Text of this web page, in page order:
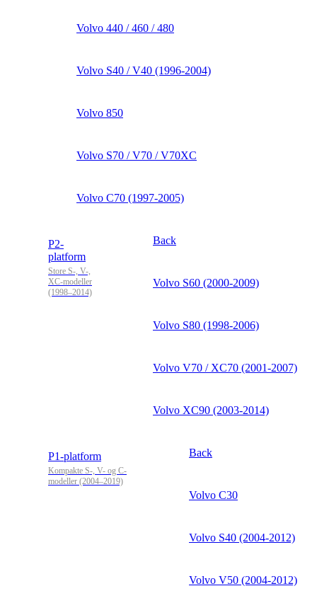
Volvo 440 / 460 / 480
Volvo S40 / V40 (1996-2004)
Volvo 850
Volvo S70 / V70 / V70XC
Volvo C70 (1997-2005)
P2-
platform
Store S-, V-,
XC-modeller
(1998–2014)
Back
Volvo S60 (2000-2009)
Volvo S80 (1998-2006)
Volvo V70 / XC70 (2001-2007)
Volvo XC90 (2003-2014)
P1-platform
Kompakte S-, V- og C-
modeller (2004–2019)
Back
Volvo C30
Volvo S40 (2004-2012)
Volvo V50 (2004-2012)